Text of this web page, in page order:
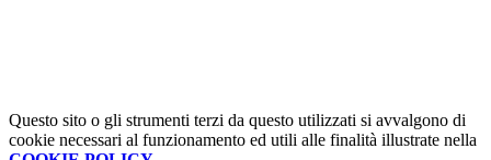
Questo sito o gli strumenti terzi da questo utilizzati si avvalgono di
cookie necessari al funzionamento ed utili alle finalità illustrate nella